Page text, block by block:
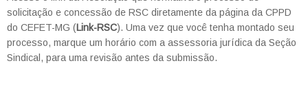
solicitação e concessão de RSC diretamente da página da CPPD
do CEFET-MG (Link-RSC). Uma vez que você tenha montado seu
processo, marque um horário com a assessoria jurídica da Seção
Sindical, para uma revisão antes da submissão.